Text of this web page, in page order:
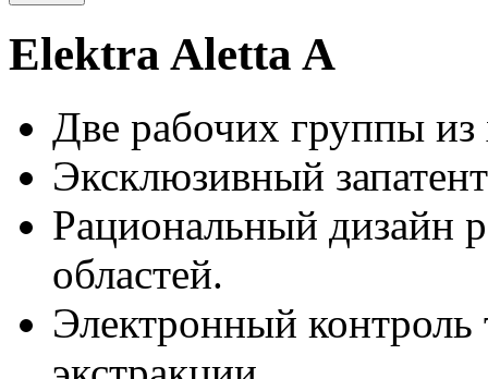
Elektra Aletta A
Две рабочих группы
Эксклюзивный
Рациональный дизайн
областей.
Электронный контроль